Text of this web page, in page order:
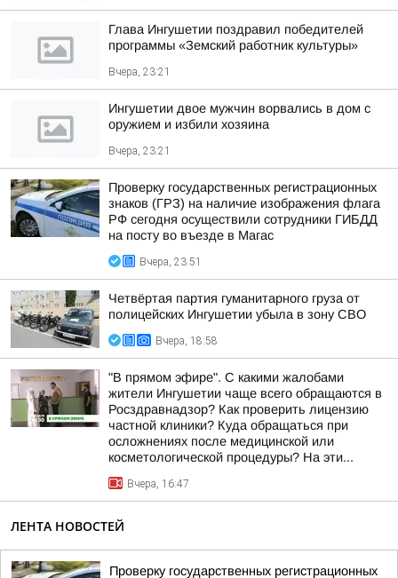
Глава Ингушетии поздравил победителей
программы «Земский работник культуры»
Вчера, 23:21
Ингушетии двое мужчин ворвались в дом с
оружием и избили хозяина
Вчера, 23:21
Проверку государственных регистрационных
знаков (ГРЗ) на наличие изображения флага
РФ сегодня осуществили сотрудники ГИБДД
на посту во въезде в Магас
Вчера, 23:51
Четвёртая партия гуманитарного груза от
полицейских Ингушетии убыла в зону СВО
Вчера, 18:58
"В прямом эфире". С какими жалобами
жители Ингушетии чаще всего обращаются в
Росздравнадзор? Как проверить лицензию
частной клиники? Куда обращаться при
осложнениях после медицинской или
косметологической процедуры? На эти...
Вчера, 16:47
ЛЕНТА НОВОСТЕЙ
Проверку государственных регистрационных